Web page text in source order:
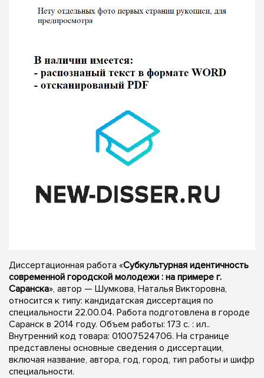
Диссертационная работа «Субкультурная идентичность
современной городской молодежи : на примере г.
Саранска», автор — Шумкова, Наталья Викторовна,
относится к типу: кандидатская диссертация по
специальности 22.00.04. Работа подготовлена в городе
Саранск в 2014 году. Объем работы: 173 с. : ил..
Внутренний код товара: 01007524706. На странице
представлены основные сведения о диссертации,
включая название, автора, год, город, тип работы и шифр
специальности.